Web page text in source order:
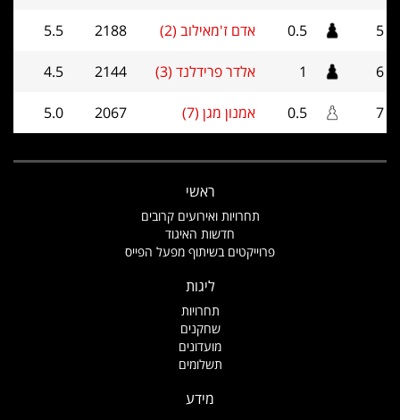
5
0.5 אדם ז'מאילוב (2) 2188
5.5
6
1 אלדר פרידלנד (3) 2144
4.5
7
0.5 אמנון מגן (7) 2067
5.0
ראשי
תחרויות ואירועים קרובים
חדשות האיגוד
פרוייקטים בשיתוף מפעל הפייס
ליגות
תחרויות
שחקנים
מועדונים
תשלומים
מידע